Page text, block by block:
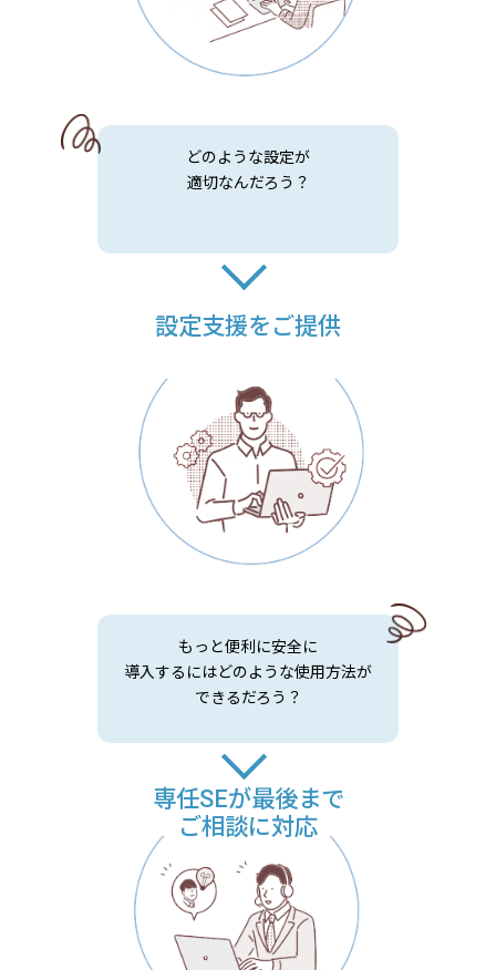
どのような設定が
適切なんだろう？
設定支援をご提供
もっと便利に安全に
導入するにはどのような使用方法が
できるだろう？
専任SEが最後まで
ご相談に対応